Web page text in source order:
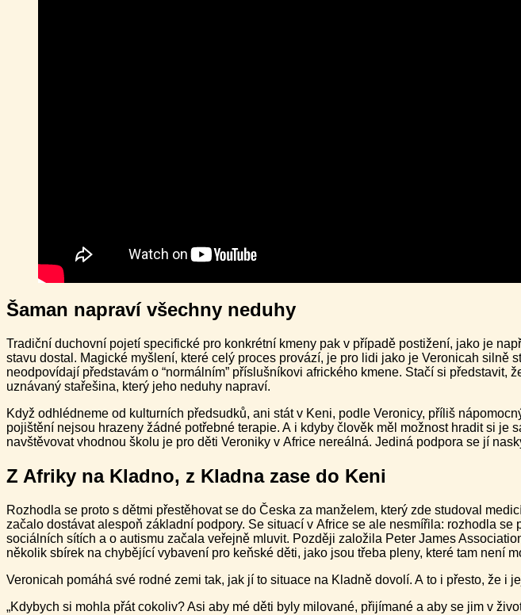
Šaman napraví všechny neduhy
Tradiční duchovní pojetí specifické pro konkrétní kmeny pak v případě postižení, jako je
stavu dostal. Magické myšlení, které celý proces provází, je pro lidi jako je Veronicah
neodpovídají představám o “normálním” příslušníkovi afrického kmene. Stačí si
uznávaný stařešina, který jeho neduhy napraví.
Když odhlédneme od kulturních předsudků, ani stát v Keni, podle Veronicy, příliš
pojištění nejsou hrazeny žádné potřebné terapie. A i kdyby člověk měl možnost hradit si
navštěvovat vhodnou školu je pro děti Veroniky v Africe nereálná. Jediná podpora se jí
Z Afriky na Kladno, z Kladna zase do Keni
Rozhodla se proto s dětmi přestěhovat se do Česka za manželem, který zde studoval
začalo dostávat alespoň základní podpory. Se situací v Africe se ale nesmířila: rozhodla
sociálních sítích a o autismu začala veřejně mluvit. Později založila Peter James
několik sbírek na chybějící vybavení pro keňské děti, jako jsou třeba pleny, které tam není
Veronicah pomáhá své rodné zemi tak, jak jí to situace na Kladně dovolí. A to i přesto, že i
„Kdybych si mohla přát cokoliv? Asi aby mé děti byly milované, přijímané a aby se jim v